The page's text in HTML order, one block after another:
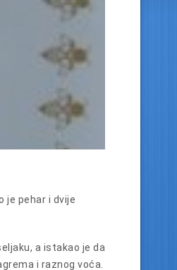
je pehar i dvije
a istakao je da
i raznog voća.